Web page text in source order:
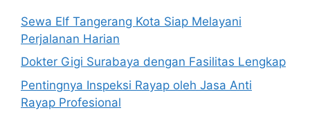
Sewa Elf Tangerang Kota Siap Melayani
Perjalanan Harian
Dokter Gigi Surabaya dengan Fasilitas Lengkap
Pentingnya Inspeksi Rayap oleh Jasa Anti
Rayap Profesional